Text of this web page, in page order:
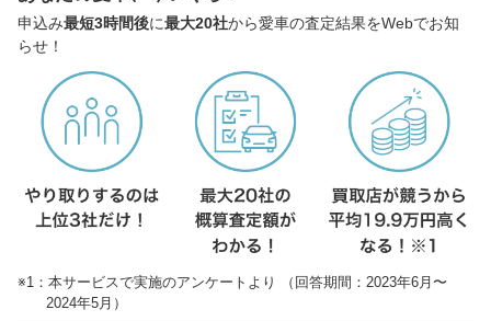
申込み最短3時間後に最大20社から愛車の査定結果をWebでお知
らせ！
※1：本サービスで実施のアンケートより （回答期間：2023年6月〜
2024年5月）